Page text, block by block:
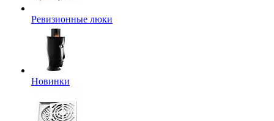
Ревизионные люки
Новинки